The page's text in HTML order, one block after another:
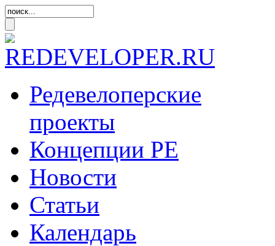
Редевелоперские
проекты
Концепции РЕ
Новости
Статьи
Календарь